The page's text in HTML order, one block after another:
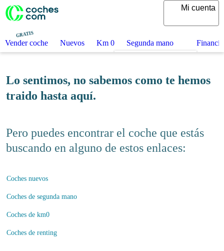
GRATIS
Vender coche Nuevos Km 0 Segunda mano
Mi cuenta
Lo sentimos, no sabemos como te
hemos traido hasta aquí.
Pero puedes encontrar el coche que
estás buscando en alguno de estos
Coches nuevos
Coches de segunda mano
Coches de km0